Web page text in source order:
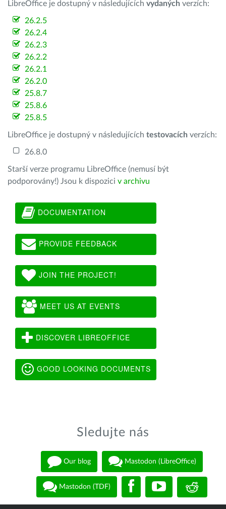
LibreOffice je dostupný v následujících vydaných verzích:
26.2.5
26.2.4
26.2.3
26.2.2
26.2.1
26.2.0
25.8.7
25.8.6
25.8.5
LibreOffice je dostupný v následujících testovacích verzích:
26.8.0
Starší verze programu LibreOffice (nemusí být
podporovány!) Jsou k dispozici v archivu
DOCUMENTATION
PROVIDE FEEDBACK
JOIN THE PROJECT!
MEET US AT EVENTS
DISCOVER LIBREOFFICE
GOOD LOOKING DOCUMENTS
Sledujte nás
Our blog Mastodon (LibreOffice)
Mastodon (TDF)